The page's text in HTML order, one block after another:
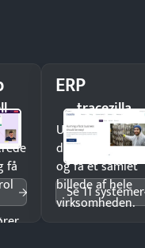
få
ERP
tracezilla
Undgå
og få ét samlet
billede af hele
virksomheden.
Se 11 systemer